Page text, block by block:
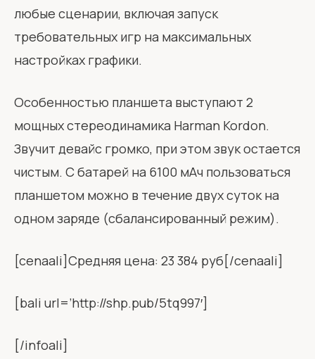
любые сценарии, включая запуск
требовательных игр на максимальных
настройках графики.
Особенностью планшета выступают 2
мощных стереодинамика Harman Kordon.
Звучит девайс громко, при этом звук остается
чистым. С батарей на 6100 мАч пользоваться
планшетом можно в течение двух суток на
одном заряде (сбалансированный режим).
[cenaali]Средняя цена: 23 384 руб[/cenaali]
[bali url=’http://shp.pub/5tq997′]
[/infoali]